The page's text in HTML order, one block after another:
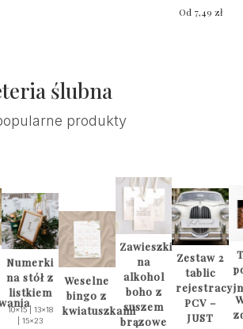
Od 7,49 zł
ślubna
produkty
Numerki
na stół z
listkiem
10x15 | 13x18
| 15x23
Weselne
bingo z
kwiatuszkami
Zawieszki
na
alkohol
boho z
suszem
brązowe
Zestaw 2
tablic
PCV –
JUST